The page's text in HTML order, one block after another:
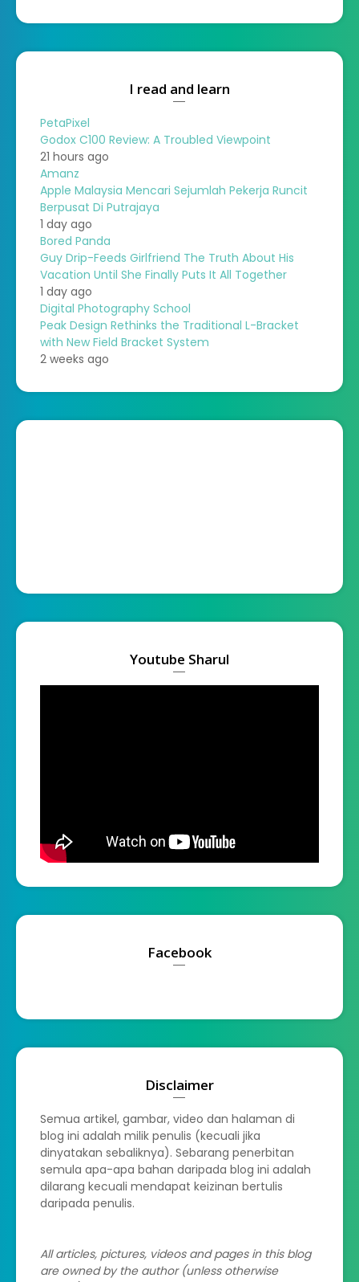
I read and learn
PetaPixel
Godox C100 Review: A Troubled Viewpoint
21 hours ago
Amanz
Apple Malaysia Mencari Sejumlah Pekerja Runcit
Berpusat Di Putrajaya
1 day ago
Bored Panda
Guy Drip-Feeds Girlfriend The Truth About His
Vacation Until She Finally Puts It All Together
1 day ago
Digital Photography School
Peak Design Rethinks the Traditional L-Bracket
with New Field Bracket System
2 weeks ago
Youtube Sharul
Facebook
Disclaimer
Semua artikel, gambar, video dan halaman di
blog ini adalah milik penulis (kecuali jika
dinyatakan sebaliknya). Sebarang penerbitan
semula apa-apa bahan daripada blog ini adalah
dilarang kecuali mendapat keizinan bertulis
daripada penulis.
All articles, pictures, videos and pages in this blog
are owned by the author (unless otherwise